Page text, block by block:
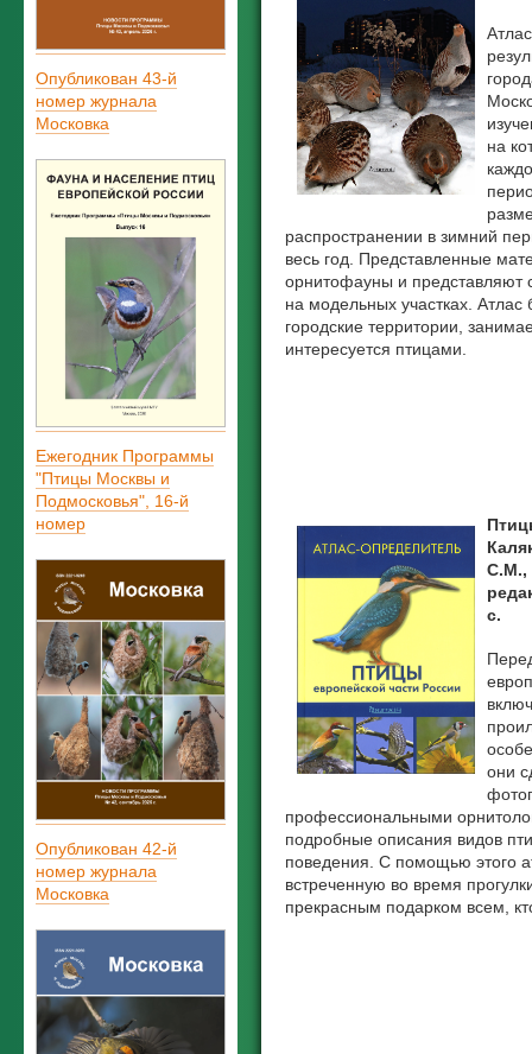
Опубликован 43-й
номер журнала
Московка
Ежегодник Программы
"Птицы Москвы и
Подмосковья", 16-й
номер
Опубликован 42-й
номер журнала
Московка
на
распространении в зимний
весь год. Представленные
орнитофауны и представляют
на модельных участках. Атлас
городские территории,
интересуется птицами.
С.М.,
с.
они
профессиональными
подробные описания видов
поведения. С помощью этого
встреченную во время
прекрасным подарком всем,